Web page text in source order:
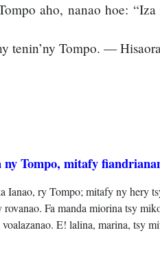
aho, nanao hoe:
tenin’ny Tompo. —
Tompo, mitafy
Ianao, ry Tompo; mitafy ny hery
Fa manda miorina tsy
E! lalina, marina, tsy